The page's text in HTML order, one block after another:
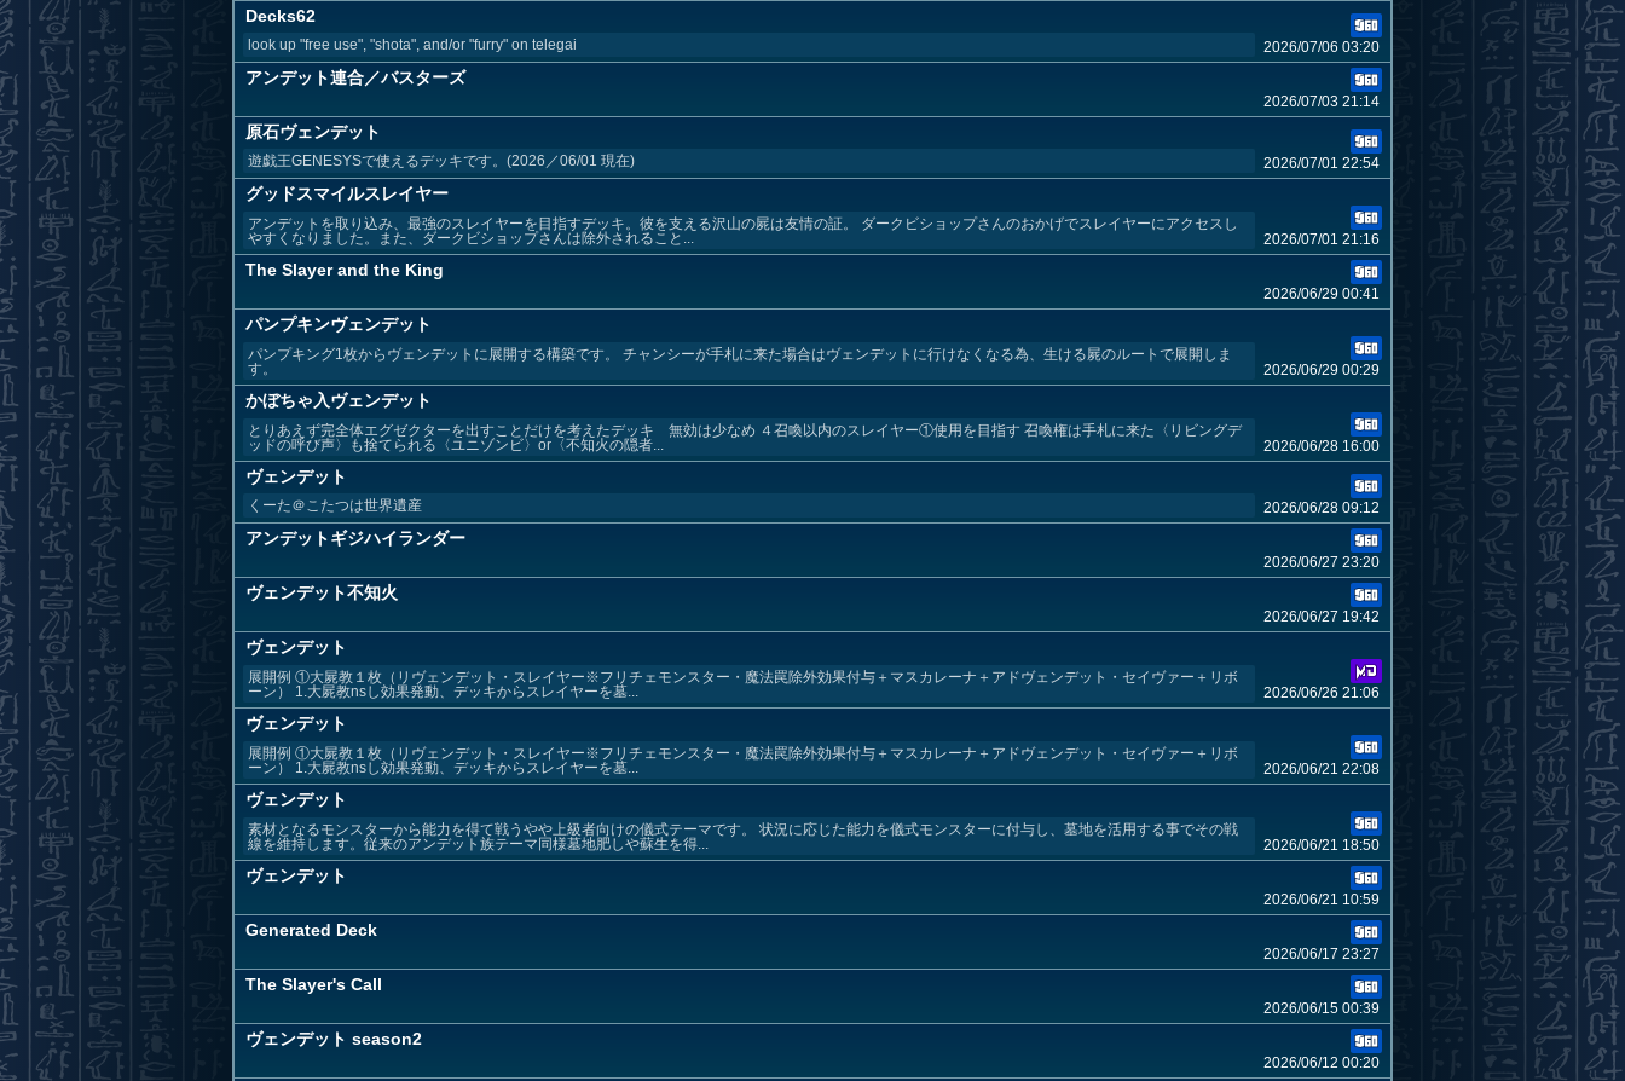
Decks62
look up "free use", "shota", and/or "furry" on telegai 2026/07/06 03:20
アンデット連合／バスターズ
2026/07/03 21:14
原石ヴェンデット
遊戯王GENESYSで使えるデッキです。(2026／06/01 現在) 2026/07/01 22:54
グッドスマイルスレイヤー
アンデットを取り込み、最強のスレイヤーを目指すデッキ。彼を支える沢山の屍は友情の証。 ダークビショップさんのおかげでスレイヤーにアクセスし
やすくなりました。また、ダークビショップさんは除外されること...
2026/07/01 21:16
The Slayer and the King
2026/06/29 00:41
パンプキンヴェンデット
パンプキング1枚からヴェンデットに展開する構築です。 チャンシーが手札に来た場合はヴェンデットに行けなくなる為、生ける屍のルートで展開しま
す。
2026/06/29 00:29
かぼちゃ入ヴェンデット
とりあえず完全体エグゼクターを出すことだけを考えたデッキ 無効は少なめ ４召喚以内のスレイヤー①使用を目指す 召喚権は手札に来た〈リビングデ
ッドの呼び声〉も捨てられる〈ユニゾンビ〉or〈不知火の隠者...
2026/06/28 16:00
ヴェンデット
くーた＠こたつは世界遺産 2026/06/28 09:12
アンデットギジハイランダー
2026/06/27 23:20
ヴェンデット不知火
2026/06/27 19:42
ヴェンデット
展開例 ①大屍教１枚（リヴェンデット・スレイヤー※フリチェモンスター・魔法罠除外効果付与＋マスカレーナ＋アドヴェンデット・セイヴァー＋リボ
ーン） 1.大屍教nsし効果発動、デッキからスレイヤーを墓...
2026/06/26 21:06
ヴェンデット
展開例 ①大屍教１枚（リヴェンデット・スレイヤー※フリチェモンスター・魔法罠除外効果付与＋マスカレーナ＋アドヴェンデット・セイヴァー＋リボ
ーン） 1.大屍教nsし効果発動、デッキからスレイヤーを墓...
2026/06/21 22:08
ヴェンデット
素材となるモンスターから能力を得て戦うやや上級者向けの儀式テーマです。 状況に応じた能力を儀式モンスターに付与し、墓地を活用する事でその戦
線を維持します。従来のアンデット族テーマ同様墓地肥しや蘇生を得...
2026/06/21 18:50
ヴェンデット
2026/06/21 10:59
Generated Deck
2026/06/17 23:27
The Slayer's Call
2026/06/15 00:39
ヴェンデット season2
2026/06/12 00:20